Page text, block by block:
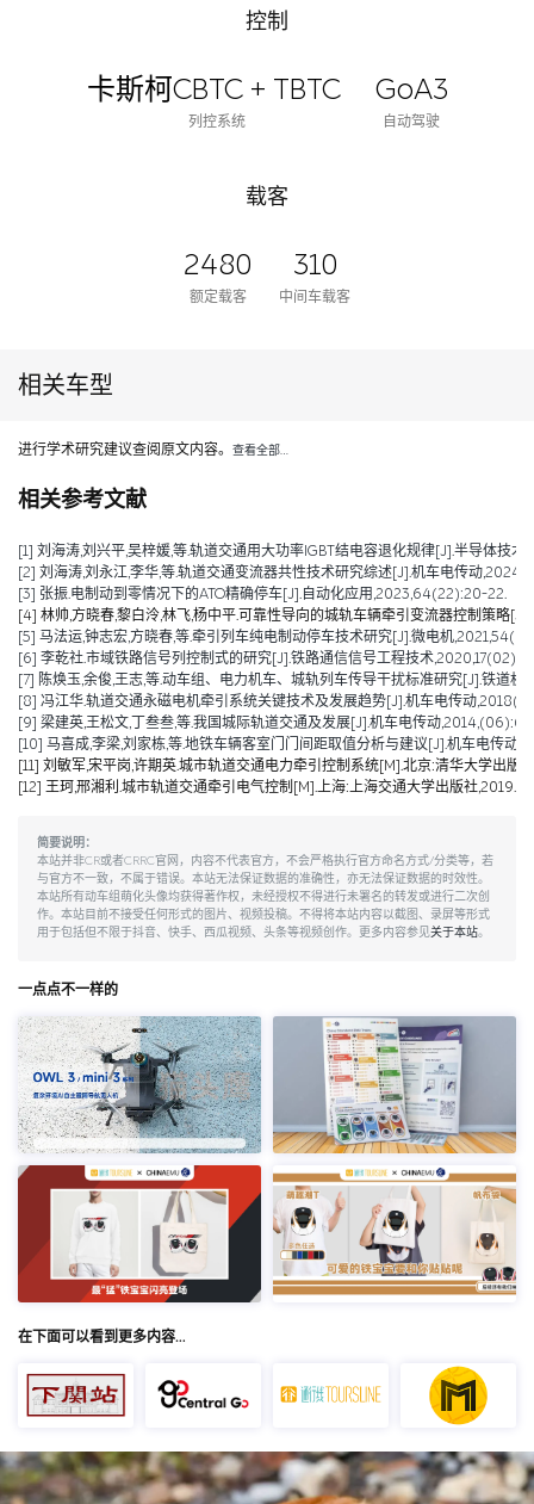
控制
卡斯柯CBTC + TBTC
列控系统
GoA3
自动驾驶
载客
2480
额定载客
310
中间车载客
相关车型
进行学术研究建议查阅原文内容。 查看全部…
相关参考文献
[1] 刘海涛,刘兴平,吴梓媛,等.轨道交通用大功率IGBT结电容退化规律[J].半导体技
[2] 刘海涛,刘永江,李华,等.轨道交通变流器共性技术研究综述[J].机车电传动
[3] 张振.电制动到零情况下的ATO精确停车[J].自动化应用,2023,64(22):20-22.
[4] 林帅,方晓春,黎白泠,林飞,杨中平.可靠性导向的城轨车辆牵引变流器控制策略
[5] 马法运,钟志宏,方晓春,等.牵引列车纯电制动停车技术研究[J].微电机
[6] 李乾社.市域铁路信号列控制式的研究[J].铁路通信信号工程技术
[7] 陈焕玉,余俊,王志,等.动车组、电力机车、城轨列车传导干扰标准研究[J].铁道
[8] 冯江华.轨道交通永磁电机牵引系统关键技术及发展趋势[J].机车电传动
[9] 梁建英,王松文,丁叁叁,等.我国城际轨道交通及发展[J].机车电传动,2014,(06):6-
[10] 马喜成,李梁,刘家栋,等.地铁车辆客室门门间距取值分析与建议[J].机车电传动
[11] 刘敏军,宋平岗,许期英.城市轨道交通电力牵引控制系统[M].北京:清华大学出版
[12] 王珂,邢湘利.城市轨道交通牵引电气控制[M].上海:上海交通大学出版社,2019.
简要说明：
本站并非CR或者CRRC官网，内容不代表官方，不会严格执行官方命名方式/分类等，若
与官方不一致，不属于错误。本站无法保证数据的准确性，亦无法保证数据的时效性。
本站所有动车组萌化头像均获得著作权，未经授权不得进行未署名的转发或进行二次创
作。本站目前不接受任何形式的图片、视频投稿。不得将本站内容以截图、录屏等形式
用于包括但不限于抖音、快手、西瓜视频、头条等视频创作。更多内容参见关于本站。
一点点不一样的
在下面可以看到更多内容…